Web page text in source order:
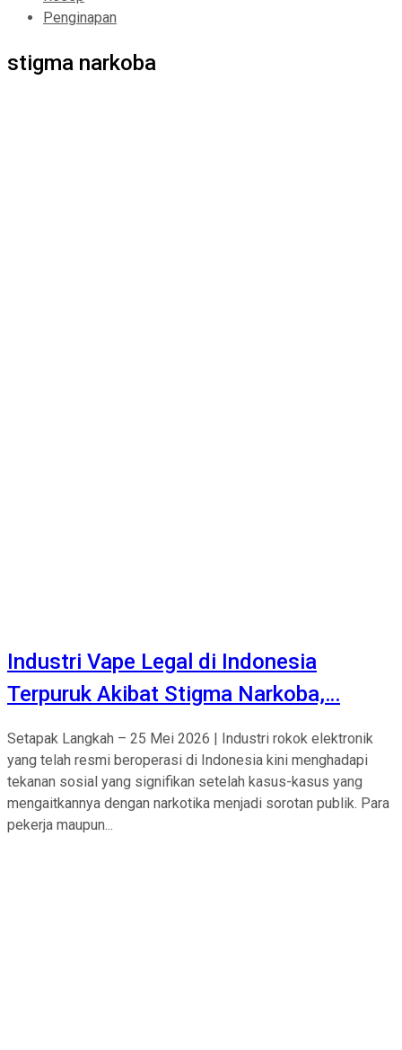
Penginapan
stigma narkoba
Industri Vape Legal di Indonesia
Terpuruk Akibat Stigma Narkoba,…
Setapak Langkah – 25 Mei 2026 | Industri rokok elektronik
yang telah resmi beroperasi di Indonesia kini menghadapi
tekanan sosial yang signifikan setelah kasus-kasus yang
mengaitkannya dengan narkotika menjadi sorotan publik. Para
pekerja maupun...